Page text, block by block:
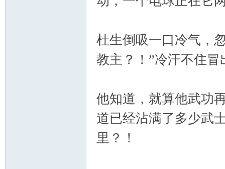
杜生倒吸一口冷气，
教主？！”冷汗不住冒
他知道，就算他武功
道已经沾满了多少武
里？！